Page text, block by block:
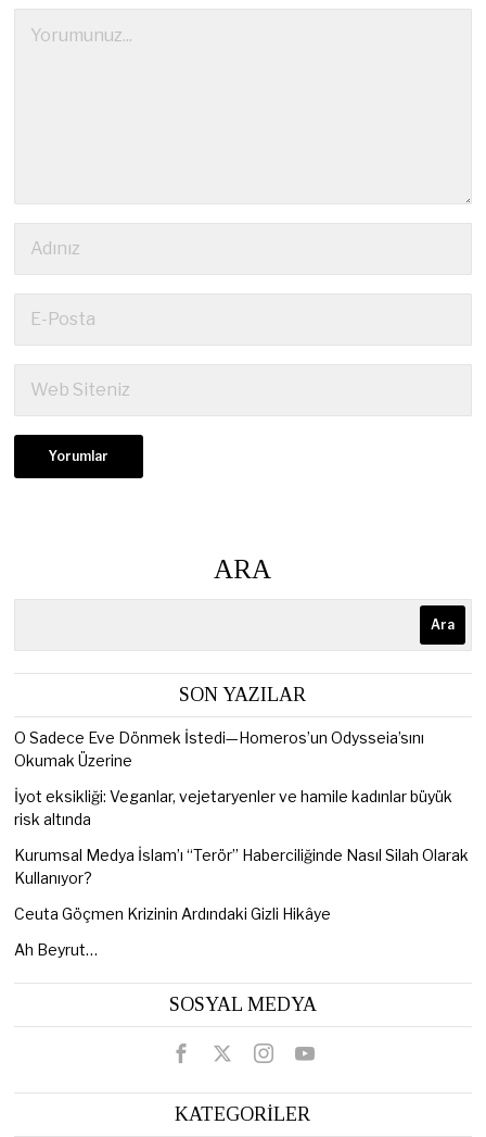
ARA
Ara
SON YAZILAR
O Sadece Eve Dönmek İstedi—Homeros’un Odysseia’sını
Okumak Üzerine
İyot eksikliği: Veganlar, vejetaryenler ve hamile kadınlar büyük
risk altında
Kurumsal Medya İslam’ı “Terör” Haberciliğinde Nasıl Silah Olarak
Kullanıyor?
Ceuta Göçmen Krizinin Ardındaki Gizli Hikâye
Ah Beyrut…
SOSYAL MEDYA
KATEGORİLER